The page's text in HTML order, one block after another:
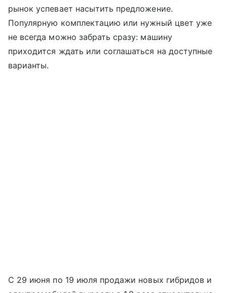
рынок успевает насытить предложение.
Популярную комплектацию или нужный цвет уже
не всегда можно забрать сразу: машину
приходится ждать или соглашаться на доступные
варианты.
С 29 июня по 19 июля продажи новых гибридов и